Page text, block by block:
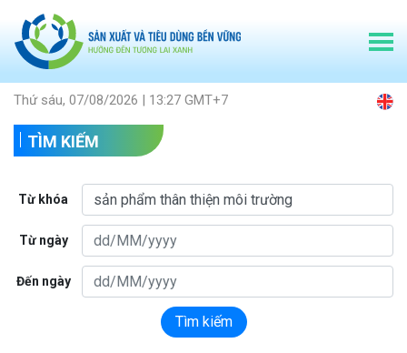
Thứ sáu, 07/08/2026 | 13:27 GMT+7
TÌM KIẾM
Từ khóa
Từ ngày
Đến ngày
Tìm kiếm